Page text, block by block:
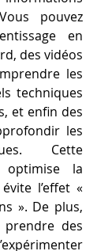
pouvez
en
des vidéos
les
techniques
et enfin des
les
Cette
optimise la
l’effet «
». De plus,
des